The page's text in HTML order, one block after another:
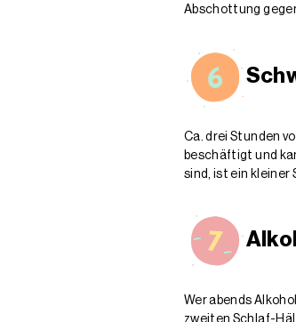
Abschottung
Ca. drei Stunden
beschäftigt und
sind, ist ein kleiner
Wer abends
zweiten Schlaf-